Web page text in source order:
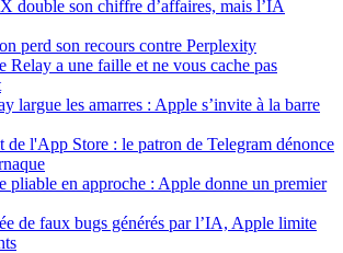
double son chiffre d’affaires, mais l’IA
perd son recours contre Perplexity
Relay a une faille et ne vous cache pas
largue les amarres : Apple s’invite à la barre
de l'App Store : le patron de Telegram dénonce
pliable en approche : Apple donne un premier
de faux bugs générés par l’IA, Apple limite